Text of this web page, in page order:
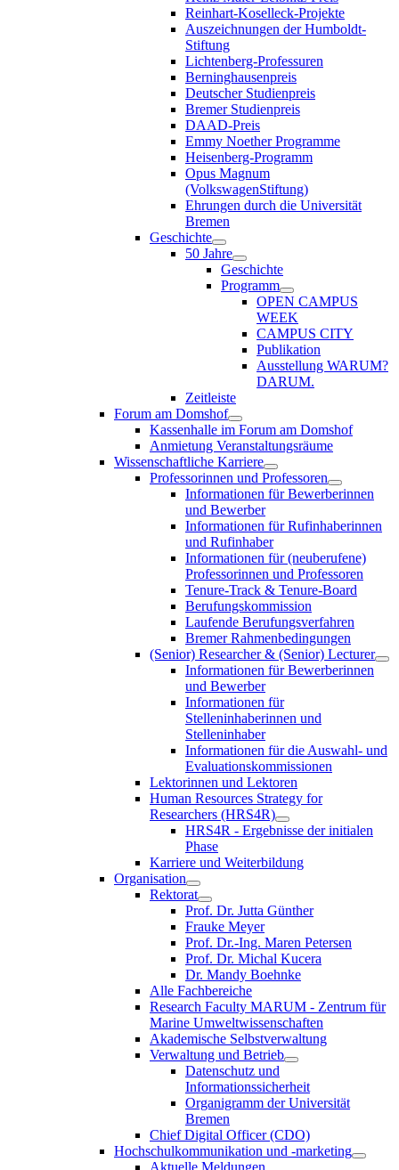
Reinhart-Koselleck-Projekte
Auszeichnungen der Humboldt-
Stiftung
Lichtenberg-Professuren
Berninghausenpreis
Deutscher Studienpreis
Bremer Studienpreis
DAAD-Preis
Emmy Noether Programme
Heisenberg-Programm
Opus Magnum
(VolkswagenStiftung)
Ehrungen durch die Universität
Bremen
Geschichte
50 Jahre
Geschichte
Programm
OPEN CAMPUS
WEEK
CAMPUS CITY
Publikation
Ausstellung WARUM?
DARUM.
Zeitleiste
Forum am Domshof
Kassenhalle im Forum am Domshof
Anmietung Veranstaltungsräume
Wissenschaftliche Karriere
Professorinnen und Professoren
Informationen für Bewerberinnen
und Bewerber
Informationen für Rufinhaberinnen
und Rufinhaber
Informationen für (neuberufene)
Professorinnen und Professoren
Tenure-Track & Tenure-Board
Berufungskommission
Laufende Berufungsverfahren
Bremer Rahmenbedingungen
(Senior) Researcher & (Senior) Lecturer
Informationen für Bewerberinnen
und Bewerber
Informationen für
Stelleninhaberinnen und
Stelleninhaber
Informationen für die Auswahl- und
Evaluationskommissionen
Lektorinnen und Lektoren
Human Resources Strategy for
Researchers (HRS4R)
HRS4R - Ergebnisse der initialen
Phase
Karriere und Weiterbildung
Organisation
Rektorat
Prof. Dr. Jutta Günther
Frauke Meyer
Prof. Dr.-Ing. Maren Petersen
Prof. Dr. Michal Kucera
Dr. Mandy Boehnke
Alle Fachbereiche
Research Faculty MARUM - Zentrum für
Marine Umweltwissenschaften
Akademische Selbstverwaltung
Verwaltung und Betrieb
Datenschutz und
Informationssicherheit
Organigramm der Universität
Bremen
Chief Digital Officer (CDO)
Hochschulkommunikation und -marketing
Aktuelle Meldungen